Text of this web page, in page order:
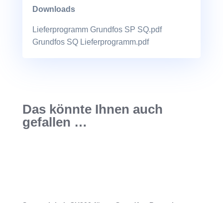
Downloads
Lieferprogramm Grundfos SP SQ.pdf
Grundfos SQ Lieferprogramm.pdf
Das könnte Ihnen auch
gefallen …